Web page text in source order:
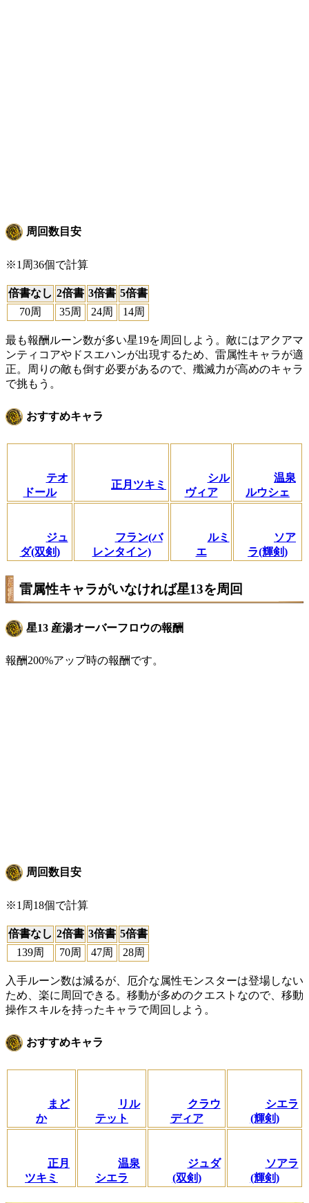
周回数目安
※1周36個で計算
倍書なし 2倍書 3倍書 5倍書
70周
35周 24周 14周
最も報酬ルーン数が多い星19を周回しよう。敵にはアクアマ
ンティコアやドスエハンが出現するため、雷属性キャラが適
正。周りの敵も倒す必要があるので、殲滅力が高めのキャラ
で挑もう。
おすすめキャラ
テオ
ドール
正月ツキミ
シル
ヴィア
温泉
ルウシェ
ジュ
ダ(双剣)
フラン(バ
レンタイン)
ルミ
エ
ソア
ラ(輝剣)
雷属性キャラがいなければ星13を周回
星13 産湯オーバーフロウの報酬
報酬200%アップ時の報酬です。
周回数目安
※1周18個で計算
倍書なし 2倍書 3倍書 5倍書
139周
70周 47周 28周
入手ルーン数は減るが、厄介な属性モンスターは登場しない
ため、楽に周回できる。移動が多めのクエストなので、移動
操作スキルを持ったキャラで周回しよう。
おすすめキャラ
まど
か
リル
テット
クラウ
ディア
シエラ
(輝剣)
正月
ツキミ
温泉
シエラ
ジュダ
(双剣)
ソアラ
(輝剣)